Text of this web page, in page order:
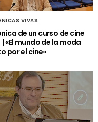
VIVAS
de un curso de cine
| «El mundo de la moda
por el cine»